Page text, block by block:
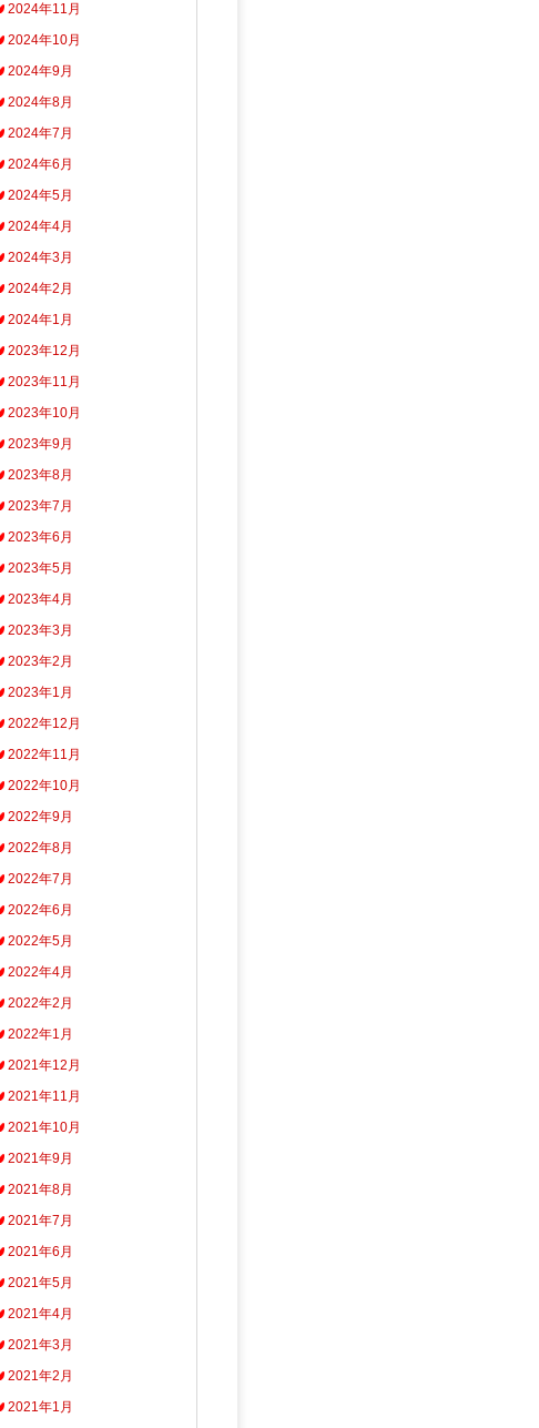
2024年11月
2024年10月
2024年9月
2024年8月
2024年7月
2024年6月
2024年5月
2024年4月
2024年3月
2024年2月
2024年1月
2023年12月
2023年11月
2023年10月
2023年9月
2023年8月
2023年7月
2023年6月
2023年5月
2023年4月
2023年3月
2023年2月
2023年1月
2022年12月
2022年11月
2022年10月
2022年9月
2022年8月
2022年7月
2022年6月
2022年5月
2022年4月
2022年2月
2022年1月
2021年12月
2021年11月
2021年10月
2021年9月
2021年8月
2021年7月
2021年6月
2021年5月
2021年4月
2021年3月
2021年2月
2021年1月